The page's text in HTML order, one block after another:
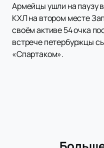
Армейцы ушли на паузу
КХЛ на втором месте
своём активе 54 очка
встрече петербуржцы
«Спартаком».